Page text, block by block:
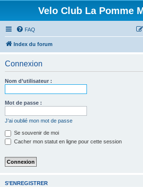
Velo Club La Pomme
FAQ
Index du forum
Connexion
Nom d’utilisateur :
Mot de passe :
J’ai oublié mon mot de passe
Se souvenir de moi
Cacher mon statut en ligne pour cette session
S’ENREGISTRER